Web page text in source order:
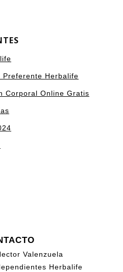
Preferente Herbalife
Corporal Online Gratis
Valenzuela
Herbalife